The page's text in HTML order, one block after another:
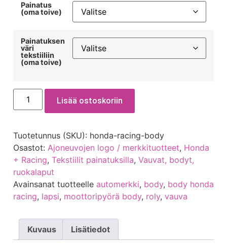
Painatus
(oma toive)
Painatuksen
väri
tekstiiliin
(oma toive)
Lisää ostoskoriin
Tuotetunnus (SKU): honda-racing-body
Osastot: Ajoneuvojen logo / merkkituotteet, Honda
+ Racing, Tekstiilit painatuksilla, Vauvat, bodyt,
ruokalaput
Avainsanat tuotteelle automerkki, body, body honda
racing, lapsi, moottoripyörä body, roly, vauva
Kuvaus Lisätiedot